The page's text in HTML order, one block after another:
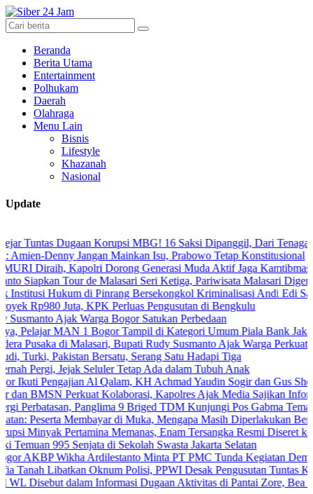
Beranda
Berita Utama
Entertainment
Polhukam
Daerah
Olahraga
Menu Lain
Bisnis
Lifestyle
Khazanah
Nasional
Update
Dugaan Korupsi MBG! 16 Saksi Dipanggil, Dari Tenaga Ahli
Jangan Mainkan Isu, Prabowo Tetap Konstitusional
Kapolri Dorong Generasi Muda Aktif Jaga Kamtibmas Digital
Tour de Malasari Seri Ketiga, Pariwisata Malasari Digenjot
di Pinrang Bersekongkol Kriminalisasi Andi Edi Sandy
Juta, KPK Perluas Pengusutan di Bengkulu
Ajak Warga Bogor Satukan Perbedaan
MAN 1 Bogor Tampil di Kategori Umum Piala Bank Jakarta
di Malasari, Bupati Rudy Susmanto Ajak Warga Perkuat Persatuan
Bersatu, Serang Satu Hadapi Tiga
Jejak Seluler Tetap Ada dalam Tubuh Anak
Al Qalam, KH Achmad Yaudin Sogir dan Gus Sholeh Beri
Perkuat Kolaborasi, Kapolres Ajak Media Sajikan Informasi
Panglima 9 Briged TDM Kunjungi Pos Gabma Temajuk dan
Membayar di Muka, Mengapa Masih Diperlakukan Berbeda?
Pertamina Memanas, Enam Tersangka Resmi Diseret ke Meja
Senjata di Sekolah Swasta Jakarta Selatan
Wikha Ardilestanto Minta PT PMC Tunda Kegiatan Demi Cegah
Oknum Polisi, PPWI Desak Pengusutan Tuntas Kasus
dalam Informasi Dugaan Aktivitas di Pantai Zore, Bea Cukai